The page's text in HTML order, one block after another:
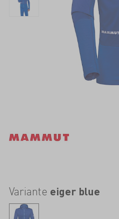
Variante eiger blue